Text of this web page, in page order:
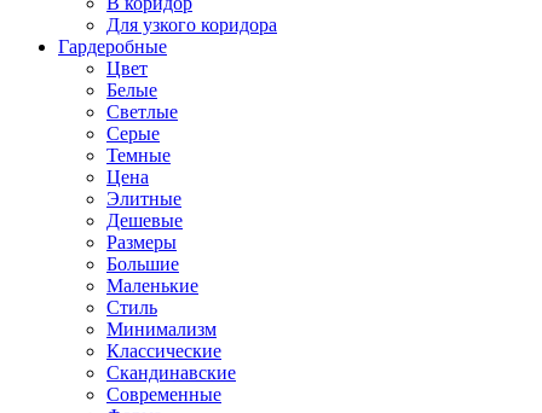
Для узкого коридора
Гардеробные
Цвет
Белые
Светлые
Серые
Темные
Цена
Элитные
Дешевые
Размеры
Большие
Маленькие
Стиль
Минимализм
Классические
Скандинавские
Современные